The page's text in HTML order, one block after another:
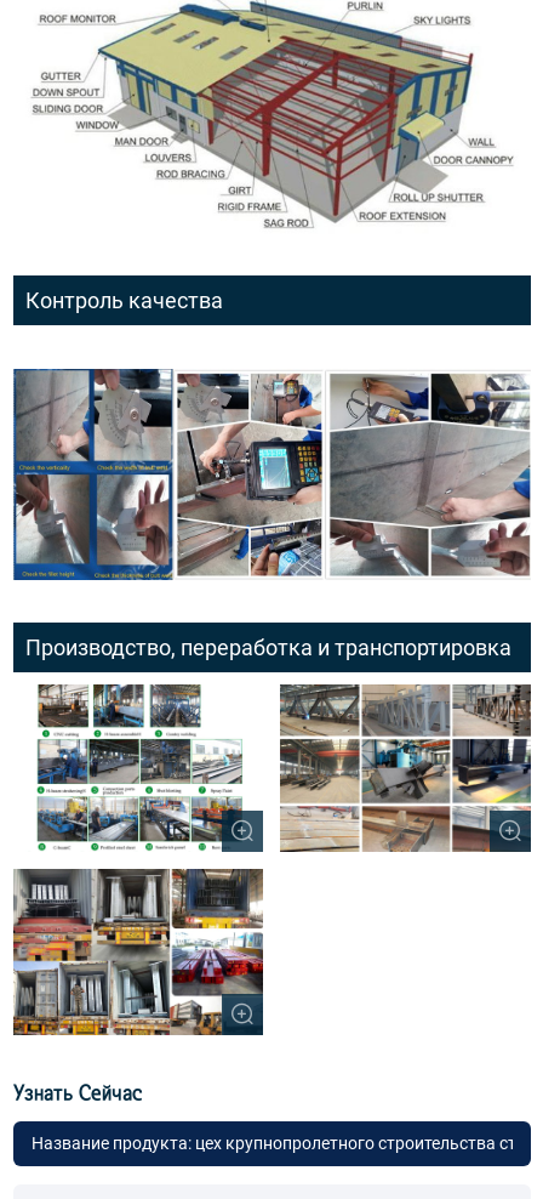
Контроль качества
Производство, переработка и транспортировка
Узнать Сейчас